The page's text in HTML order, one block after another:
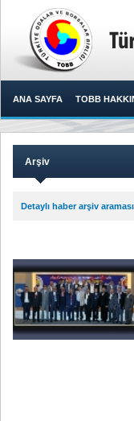
ANA SAYFA TOBB
Arşiv
Detaylı haber arşiv